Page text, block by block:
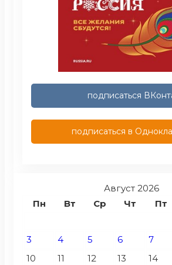
подписаться
подписаться в
Август 2026
Пн
Вт Ср Чт Пт
3
4 5 6 7
10
11 12 13 14